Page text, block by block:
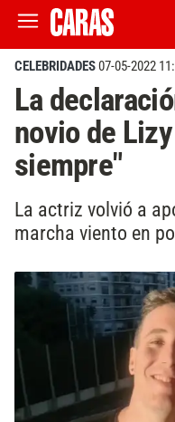
CELEBRIDADES07-05-2022
La
novio de
siempre"
La actriz volvió a
marcha viento en